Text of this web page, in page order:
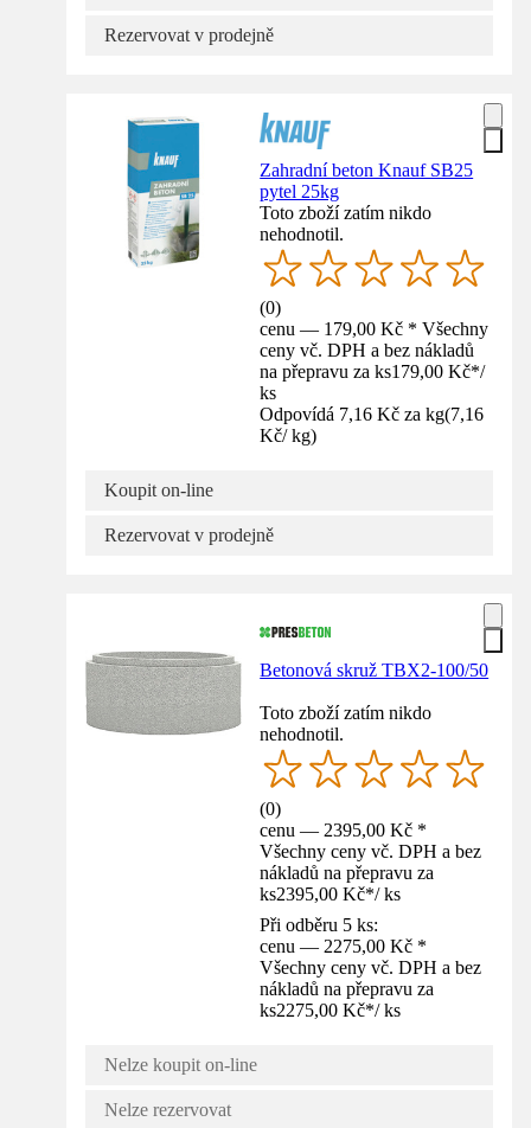
Rezervovat v prodejně
Zahradní beton Knauf SB25
pytel 25kg
Toto zboží zatím nikdo
nehodnotil.
(0)
cenu — 179,00 Kč * Všechny
ceny vč. DPH a bez nákladů
na přepravu za ks179,00 Kč*/
ks
Odpovídá 7,16 Kč za kg(7,16
Kč/ kg)
Koupit on-line
Rezervovat v prodejně
Betonová skruž TBX2-100/50
Toto zboží zatím nikdo
nehodnotil.
(0)
cenu — 2395,00 Kč *
Všechny ceny vč. DPH a bez
nákladů na přepravu za
ks2395,00 Kč*/ ks
Při odběru 5 ks:
cenu — 2275,00 Kč *
Všechny ceny vč. DPH a bez
nákladů na přepravu za
ks2275,00 Kč*/ ks
Nelze koupit on-line
Nelze rezervovat